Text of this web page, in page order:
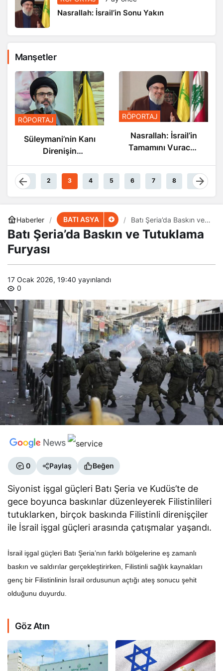
Nasrallah: İsrail’in Sonu Yakın
Manşetler
RÖPORTAJ
Süleymani’nin Kanı
Direnişin
Damarlarında
Akıyor
RÖPORTAJ
Nasrallah: İsrail’in
Tamamını Vuracak
1 2 3 4 5 6 7 8 9
Haberler BATI ASYA
Batı Şeria’da Baskın ve
Tutuklama Furyası
Batı Şeria’da Baskın ve Tutuklama
Furyası
17 Ocak 2026, 19:40 yayınlandı
0
0 Paylaş Beğen
Siyonist işgal güçleri Batı Şeria ve Kudüs’te de
gece boyunca baskınlar düzenleyerek Filistinlileri
tutuklarken, birçok baskında Filistinli direnişçiler
ile İsrail işgal güçleri arasında çatışmalar yaşandı.
İsrail işgal güçleri Batı Şeria’nın farklı bölgelerine eş zamanlı
baskın ve saldırılar gerçekleştirirken, Filistinli sağlık kaynakları
genç bir Filistinlinin İsrail ordusunun açtığı ateş sonucu şehit
olduğunu duyurdu.
Göz Atın